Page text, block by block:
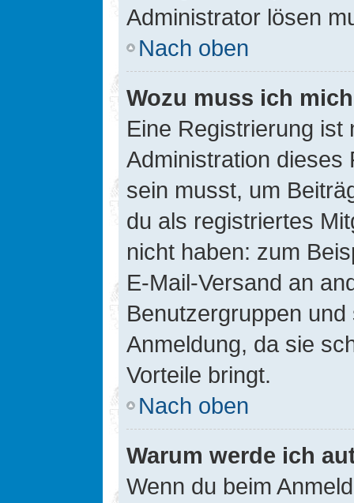
Administrator lösen
Nach oben
Wozu muss ich
Eine Registrierung ist
Administration dieses
sein musst, um
du als registriertes
nicht haben: zum
E-Mail-Versand an
Benutzergruppen
Anmeldung, da sie
Vorteile bringt.
Nach oben
Warum werde ich
Wenn du beim